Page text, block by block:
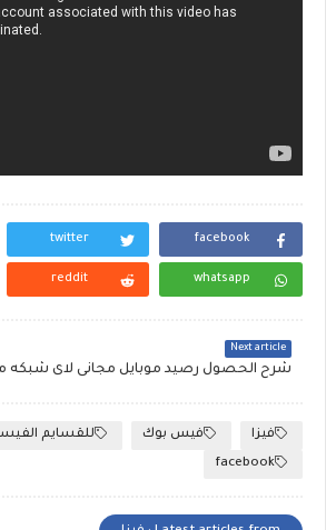
facebook
twitter
whatsapp
reddit
Next article
شرح الحصول رصيد موبايل مجانى لاى شبكه
فيزا فيس بوك للقسايم
facebook